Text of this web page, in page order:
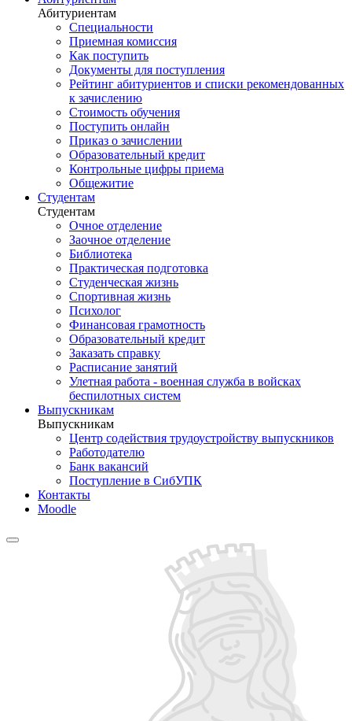
Абитуриентам
Специальности
Приемная комиссия
Как поступить
Документы для поступления
Рейтинг абитуриентов и списки рекомендованных
к зачислению
Стоимость обучения
Поступить онлайн
Приказ о зачислении
Образовательный кредит
Контрольные цифры приема
Общежитие
Студентам
Студентам
Очное отделение
Заочное отделение
Библиотека
Практическая подготовка
Студенческая жизнь
Спортивная жизнь
Психолог
Финансовая грамотность
Образовательный кредит
Заказать справку
Расписание занятий
Улетная работа - военная служба в войсках
беспилотных систем
Выпускникам
Выпускникам
Центр содействия трудоустройству выпускников
Работодателю
Банк вакансий
Поступление в СибУПК
Контакты
Moodle